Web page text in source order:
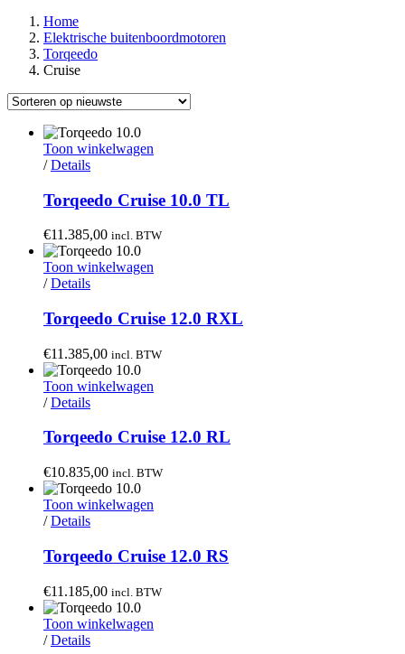
Home
Elektrische buitenboordmotoren
Torqeedo
Cruise
Toon winkelwagen
/ Details
Torqeedo Cruise 10.0 TL
€11.385,00 incl. BTW
Toon winkelwagen
/ Details
Torqeedo Cruise 12.0 RXL
€11.385,00 incl. BTW
Toon winkelwagen
/ Details
Torqeedo Cruise 12.0 RL
€10.835,00 incl. BTW
Toon winkelwagen
/ Details
Torqeedo Cruise 12.0 RS
€11.185,00 incl. BTW
Toon winkelwagen
/ Details